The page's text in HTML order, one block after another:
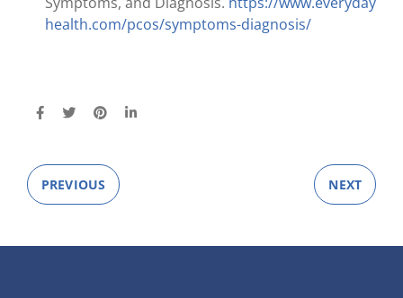
health.com/pcos/symptoms-diagnosis/
PREVIOUS NEXT